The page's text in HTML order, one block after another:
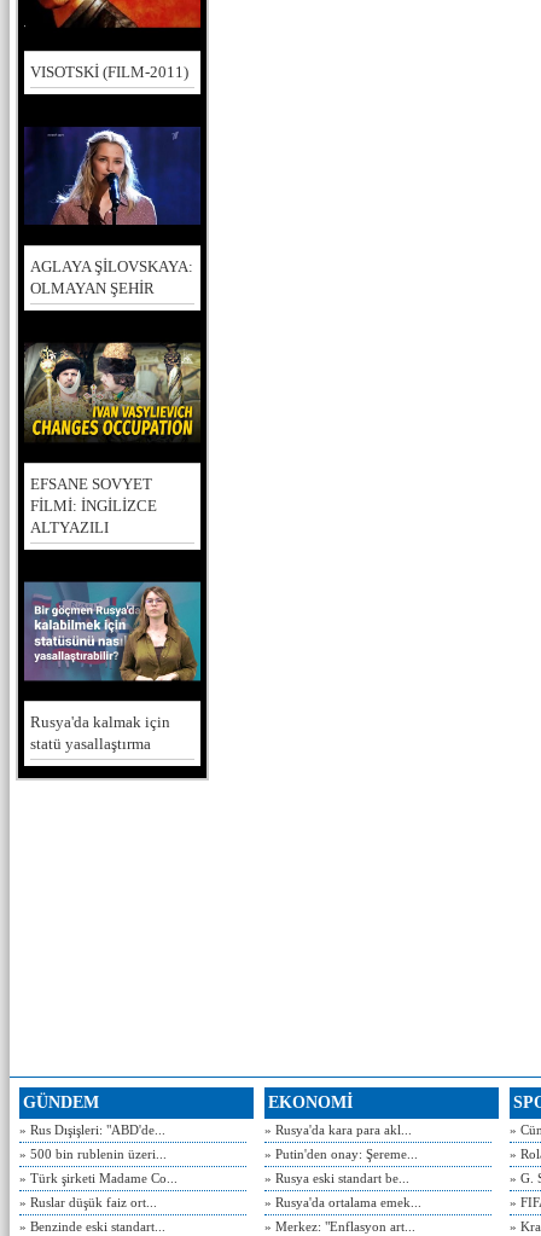
VISOTSKİ (FILM-2011)
AGLAYA ŞİLOVSKAYA:
OLMAYAN ŞEHİR
EFSANE SOVYET
FİLMİ: İNGİLİZCE
ALTYAZILI
Rusya'da kalmak için
statü yasallaştırma
GÜNDEM
» Rus Dışişleri: "ABD'de...
» 500 bin rublenin üzeri...
» Türk şirketi Madame Co...
» Ruslar düşük faiz ort...
» Benzinde eski standart...
EKONOMİ
» Rusya'da kara para akl...
» Putin'den onay: Şereme...
» Rusya eski standart be...
» Rusya'da ortalama emek...
» Merkez: "Enflasyon art...
»
»
» G.
»
»